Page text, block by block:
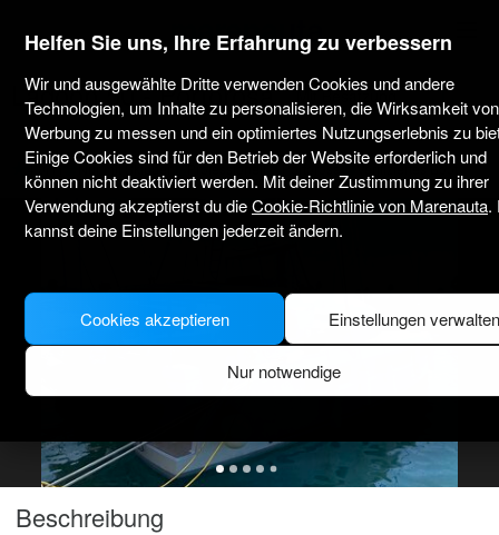
marenauta
Lagoon 50 - Portorosa Mit Besatzung
4.0(1) Nur mit Skipper Professionell Portorosa Verifiziertes Boot
Beschreibung
Helfen Sie uns, Ihre Erfahrung zu verbessern
Wir und ausgewählte Dritte verwenden Cookies und andere
Technologien, um Inhalte zu personalisieren, die Wirksamkeit von
Werbung zu messen und ein optimiertes Nutzungserlebnis zu
Einige Cookies sind für den Betrieb der Website erforderlich und
können nicht deaktiviert werden. Mit deiner Zustimmung zu ihrer
Verwendung akzeptierst du dieCookie-Richtlinie von Marenauta.
kannst deine Einstellungen jederzeit ändern.
Einstellungen verwalten
Nur notwendige
Cookies akzeptieren